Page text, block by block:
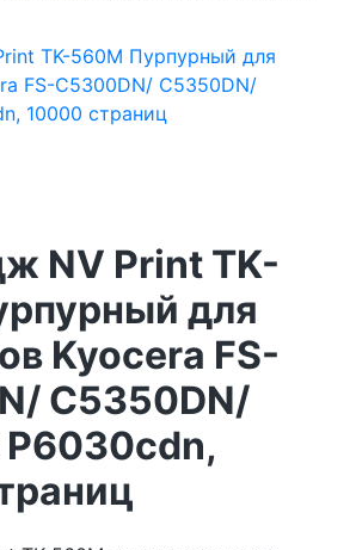
NV Print TK-
для
Kyocera FS-
C5350DN/
P6030cdn,